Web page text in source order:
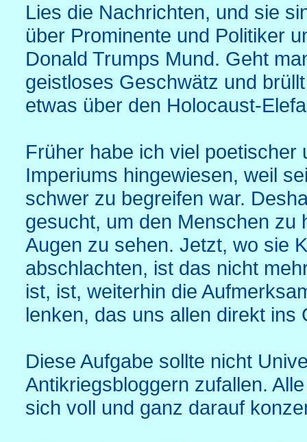
Lies die Nachrichten, und sie
über Prominente und Politiker
Donald Trumps Mund. Geht
geistloses Geschwätz und
etwas über den Holocaust-
Früher habe ich viel
Imperiums hingewiesen, weil
schwer zu begreifen war.
gesucht, um den Menschen zu
Augen zu sehen. Jetzt, wo sie
abschlachten, ist das nicht
ist, ist, weiterhin die
lenken, das uns allen direkt ins
Diese Aufgabe sollte nicht
Antikriegsbloggern zufallen.
sich voll und ganz darauf